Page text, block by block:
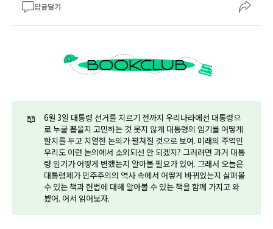
답글달기
📖
6월 3일 대통령 선거를 치르기 전까지 우리나라에선 대통령으
로 누굴 뽑을지 고민하는 것 못지 않게 대통령의 임기를 어떻게
할지를 두고 치열한 논의가 펼쳐질 것으로 보여. 미래의 주역인
우리도 이런 논의에서 소외되선 안 되겠지? 그러려면 과거 대통
령 임기가 어떻게 변했는지 알아볼 필요가 있어. 그래서 오늘은
대통령제가 민주주의의 역사 속에서 어떻게 바뀌었는지 살펴볼
수 있는 책과 헌법에 대해 알아볼 수 있는 책을 함께 가지고 와
봤어. 어서 읽어보자.